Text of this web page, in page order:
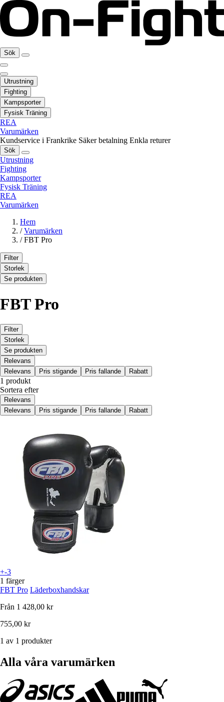
Sök
Utrustning
Fighting
Kampsporter
Fysisk Träning
REA
Varumärken
Kundservice i Frankrike Säker betalning Enkla returer
Sök
Utrustning
Fighting
Kampsporter
Fysisk Träning
REA
Varumärken
Hem
/ Varumärken
/ FBT Pro
Filter
Storlek
Se produkten
FBT Pro
Filter
Storlek
Se produkten
Relevans
Relevans
Pris stigande Pris fallande Rabatt
1 produkt
Sortera efter
Relevans
Relevans
Pris stigande Pris fallande Rabatt
+-3
1 färger
FBT Pro Läderboxhandskar
Från 1 428,00 kr
755,00 kr
1 av 1 produkter
Alla våra varumärken